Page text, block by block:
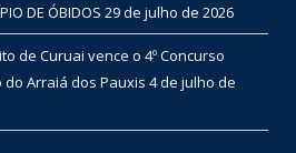
DE ÓBIDOS 29 de julho de 2026
de Curuai vence o 4º Concurso
Arraiá dos Pauxis 4 de julho de